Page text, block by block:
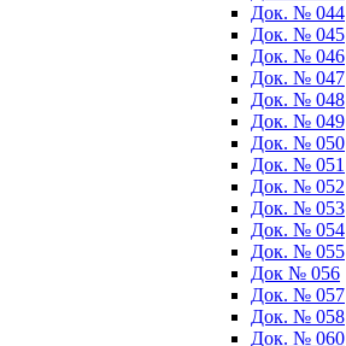
Док. № 044
Док. № 045
Док. № 046
Док. № 047
Док. № 048
Док. № 049
Док. № 050
Док. № 051
Док. № 052
Док. № 053
Док. № 054
Док. № 055
Док № 056
Док. № 057
Док. № 058
Док. № 060